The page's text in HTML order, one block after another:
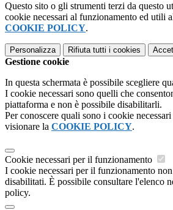
Questo sito o gli strumenti terzi da questo
cookie necessari al funzionamento ed utili
COOKIE POLICY.
Personalizza Rifiuta tutti i cookies
Gestione cookie
In questa schermata è possibile scegliere
I cookie necessari sono quelli che
piattaforma e non è possibile disabilitarli.
Per conoscere quali sono i cookie
visionare la COOKIE POLICY.
Cookie necessari per il funzionamento
I cookie necessari per il funzionamento non
disabilitati. È possibile consultare l'elenco
policy.